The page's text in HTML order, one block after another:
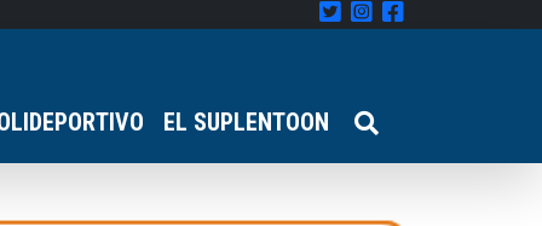
EL SUPLENTOON